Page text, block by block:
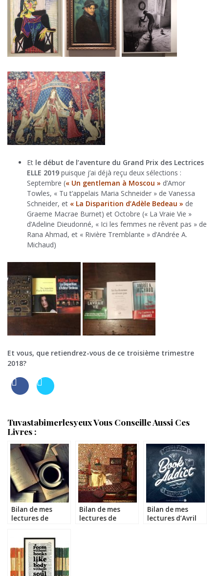
Et le début de l’aventure du Grand Prix des Lectrices
ELLE 2019 puisque j’ai déjà reçu deux sélections :
Septembre (« Un gentleman à Moscou » d’Amor
Towles, « Tu t’appelais Maria Schneider » de Vanessa
Schneider, et « La Disparition d’Adèle Bedeau » de
Graeme Macrae Burnet) et Octobre (« La Vraie Vie »
d’Adeline Dieudonné, « Ici les femmes ne rêvent pas » de
Rana Ahmad, et « Rivière Tremblante » d’Andrée A.
Michaud)
Et vous, que retiendrez-vous de ce troisième trimestre
2018?
Tuvastabimerlesyeux Vous Conseille Aussi Ces
Livres :
Bilan de mes
lectures de
Bilan de mes
lectures de
Bilan de mes
lectures d’Avril